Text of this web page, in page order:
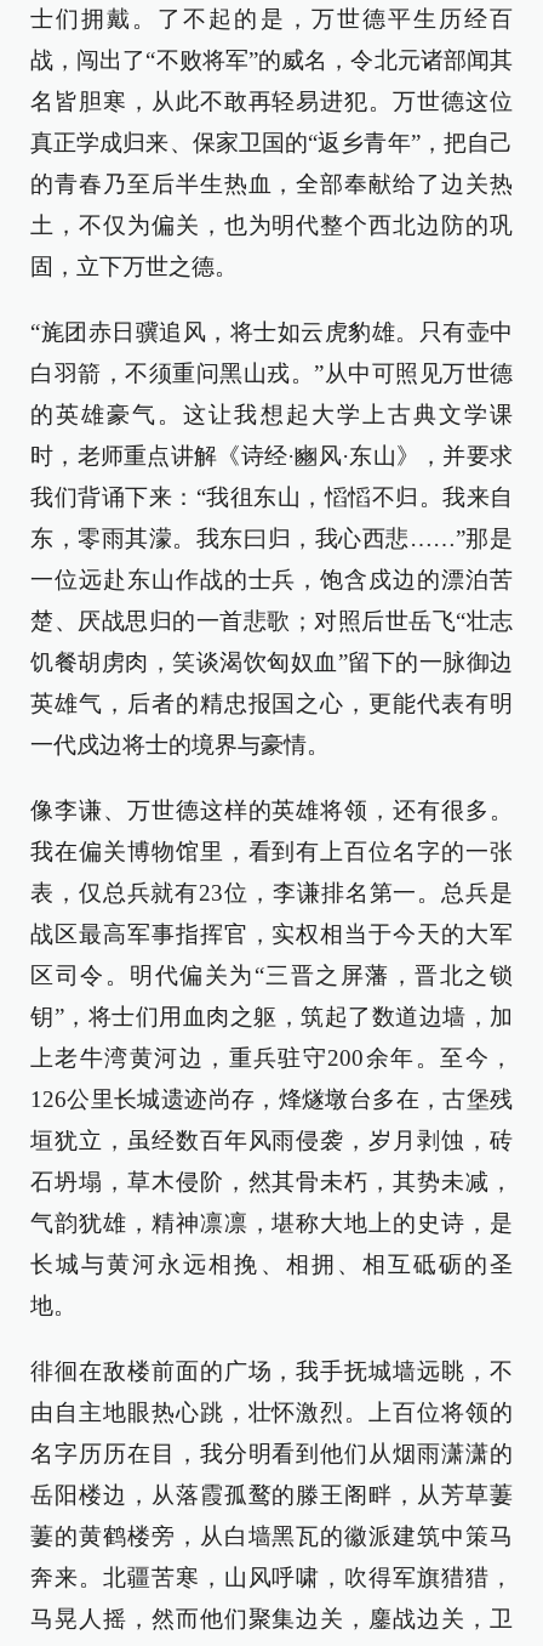
士们拥戴。了不起的是，万世德平生历经百
战，闯出了“不败将军”的威名，令北元诸部闻其
名皆胆寒，从此不敢再轻易进犯。万世德这位
真正学成归来、保家卫国的“返乡青年”，把自己
的青春乃至后半生热血，全部奉献给了边关热
土，不仅为偏关，也为明代整个西北边防的巩
固，立下万世之德。
“旄团赤日骥追风，将士如云虎豹雄。只有壶中
白羽箭，不须重问黑山戎。”从中可照见万世德
的英雄豪气。这让我想起大学上古典文学课
时，老师重点讲解《诗经·豳风·东山》，并要求
我们背诵下来：“我徂东山，慆慆不归。我来自
东，零雨其濛。我东曰归，我心西悲……”那是
一位远赴东山作战的士兵，饱含戍边的漂泊苦
楚、厌战思归的一首悲歌；对照后世岳飞“壮志
饥餐胡虏肉，笑谈渴饮匈奴血”留下的一脉御边
英雄气，后者的精忠报国之心，更能代表有明
一代戍边将士的境界与豪情。
像李谦、万世德这样的英雄将领，还有很多。
我在偏关博物馆里，看到有上百位名字的一张
表，仅总兵就有23位，李谦排名第一。总兵是
战区最高军事指挥官，实权相当于今天的大军
区司令。明代偏关为“三晋之屏藩，晋北之锁
钥”，将士们用血肉之躯，筑起了数道边墙，加
上老牛湾黄河边，重兵驻守200余年。至今，
126公里长城遗迹尚存，烽燧墩台多在，古堡残
垣犹立，虽经数百年风雨侵袭，岁月剥蚀，砖
石坍塌，草木侵阶，然其骨未朽，其势未减，
气韵犹雄，精神凛凛，堪称大地上的史诗，是
长城与黄河永远相挽、相拥、相互砥砺的圣
地。
徘徊在敌楼前面的广场，我手抚城墙远眺，不
由自主地眼热心跳，壮怀激烈。上百位将领的
名字历历在目，我分明看到他们从烟雨潇潇的
岳阳楼边，从落霞孤鹜的滕王阁畔，从芳草萋
萋的黄鹤楼旁，从白墙黑瓦的徽派建筑中策马
奔来。北疆苦寒，山风呼啸，吹得军旗猎猎，
马晃人摇，然而他们聚集边关，鏖战边关，卫